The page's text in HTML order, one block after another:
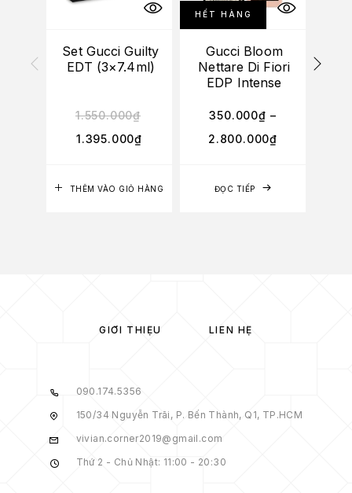
THÊM VÀO GIỎ HÀNG
Set Gucci Guilty
EDT (3×7.4ml)
1.550.000₫
1.395.000₫
HẾT HÀNG
ĐỌC TIẾP
Gucci Bloom
Nettare Di Fiori
EDP Intense
350.000₫ –
2.800.000₫
GIỚI THIỆU LIÊN HỆ
090.174.5356
150/34 Nguyễn Trãi, P. Bến Thành, Q1, TP.HCM
vivian.corner2019@gmail.com
Thứ 2 - Chủ Nhật: 11:00 - 20:30